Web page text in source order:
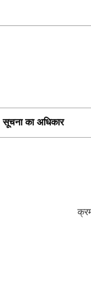
सूचना का अधिकार